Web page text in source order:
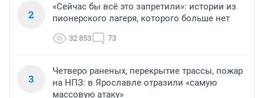
2
«Сейчас бы всё это запретили»: истории из
пионерского лагеря, которого больше нет
32 853 73
3
Четверо раненых, перекрытие трассы, пожар
на НПЗ: в Ярославле отразили «самую
массовую атаку»